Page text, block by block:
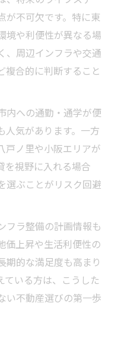
が不可欠です。特に東
境や利便性が異なる場
、周辺インフラや交通
複合的に判断すること
内への通勤・通学が便
人気があります。一方
戸ノ里や小阪エリアが
を視野に入れる場合
選ぶことがリスク回避
フラ整備の計画情報も
価上昇や生活利便性の
期的な満足度も高まり
ている方は、こうした
い不動産選びの第一歩